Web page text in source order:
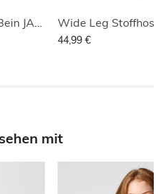
Jeans mit ausgestelltem Bein JASMIN
44,99 €
mit